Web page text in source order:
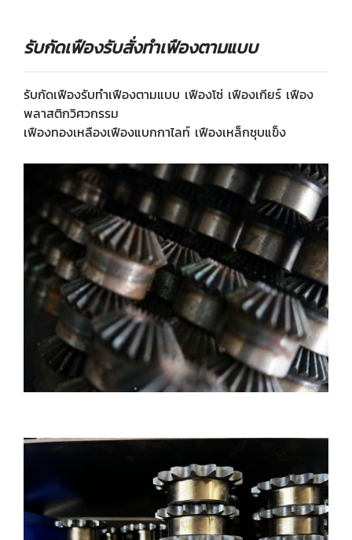
รับกัดเฟืองรับสั่งทำเฟืองตามแบบ
รับกัดเฟืองรับทำเฟืองตามแบบ เฟืองโซ่ เฟืองเกียร์ เฟือง
พลาสติกวิศวกรรม
เฟืองทองเหลืองเฟืองแบกกาไลท์ เฟืองเหล็กชุบแข็ง